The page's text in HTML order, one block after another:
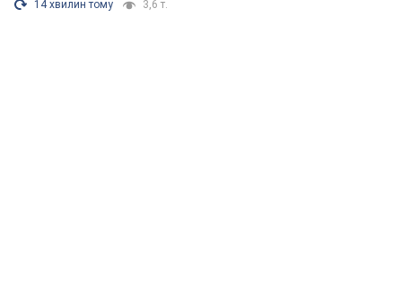
14 хвилин тому 3,6 т.